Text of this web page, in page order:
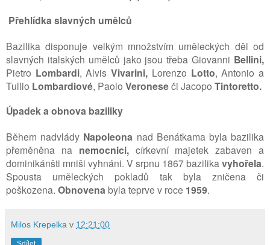
Přehlídka slavných umělců
Bazilika disponuje velkým množstvím uměleckých děl od
slavných italských umělců jako jsou třeba Giovanni Bellini,
Pietro Lombardi, AlvisVivarini, Lorenzo Lotto, Antonio a
Tullio Lombardiové, Paolo Veroneseči Jacopo Tintoretto.
Úpadek a obnova baziliky
Během nadvlády Napoleona nad Benátkama byla bazilika
přeměněna na nemocnici,církevní majetek zabaven a
dominikánšti mniši vyhnáni. V srpnu 1867 bazilika vyhořela.
Spousta uměleckých pokladů tak byla zničena či
poškozena. Obnovena byla teprve v roce 1959.
Milos Krepelka v 12:21:00